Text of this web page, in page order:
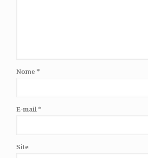
Nome *
E-mail *
Site